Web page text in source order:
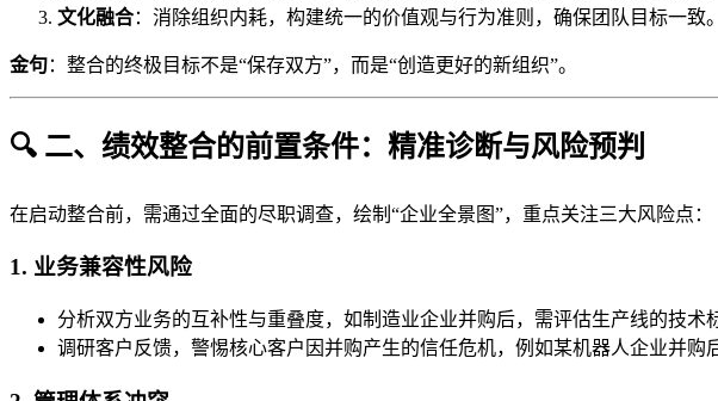
文化融合：消除组织内耗，构建统一的价值观与行为准则，确保团队目标一致。
金句：整合的终极目标不是“保存双方”，而是“创造更好的新组织”。
🔍 二、绩效整合的前置条件：精准诊断与风险预判
在启动整合前，需通过全面的尽职调查，绘制“企业全景图”，重点关注三大风险点：
1. 业务兼容性风险
分析双方业务的互补性与重叠度，如制造业企业并购后，需评估生产线的技术
调研客户反馈，警惕核心客户因并购产生的信任危机，例如某机器人企业并购